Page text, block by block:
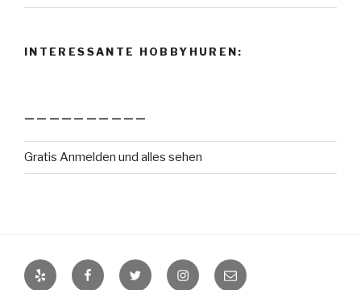
INTERESSANTE HOBBYHUREN:
——————————
Gratis Anmelden und alles sehen
Yelp FacebookTwitter Instagram
E-